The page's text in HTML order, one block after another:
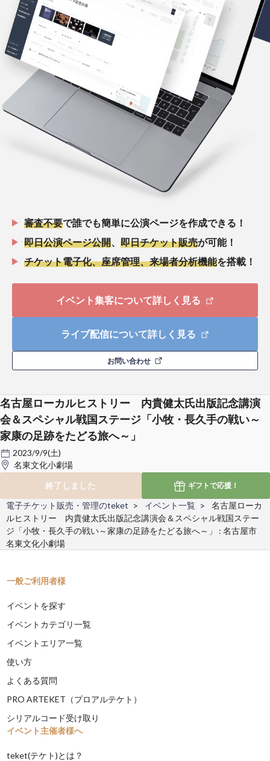
審査不要で誰でも簡単に公演ページを作成できる！
即日公演ページ公開
即日チケット販売が可能！
チケット電子化、座席管理、来場者分析機能を搭載！
イベント集客について詳しく見る
ライブ配信について詳しく見る
お問い合わせ
名古屋ローカルヒストリー 内貴健太氏出版記念講演
会＆スペシャル戦国ステージ「小牧・長久手の戦い～
家康の足跡をたどる旅へ～」
2023/9/9(土)
名東文化小劇場
終了しました
ギフトで応援！
電子チケット販売・管理のteket イベント一覧
名古屋ローカ
ルヒストリー 内貴健太氏出版記念講演会＆スペシャル戦国ステー
ジ「小牧・長久手の戦い～家康の足跡をたどる旅へ～」 : 名古屋市
名東文化小劇場
一般ご利用者様
イベントを探す
イベントカテゴリ一覧
イベントエリア一覧
使い方
よくある質問
PRO ARTEKET（プロアルテケト）
シリアルコード受け取り
イベント主催者様へ
teket(テケト)とは？